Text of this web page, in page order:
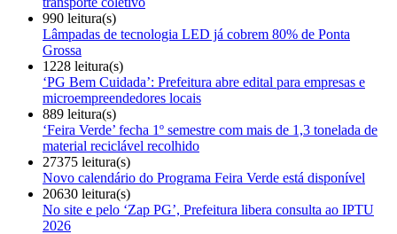
990 leitura(s)
Lâmpadas de tecnologia LED já cobrem 80% de Ponta
Grossa
1228 leitura(s)
‘PG Bem Cuidada’: Prefeitura abre edital para empresas e
microempreendedores locais
889 leitura(s)
‘Feira Verde’ fecha 1º semestre com mais de 1,3 tonelada de
material reciclável recolhido
27375 leitura(s)
Novo calendário do Programa Feira Verde está disponível
20630 leitura(s)
No site e pelo ‘Zap PG’, Prefeitura libera consulta ao IPTU
2026